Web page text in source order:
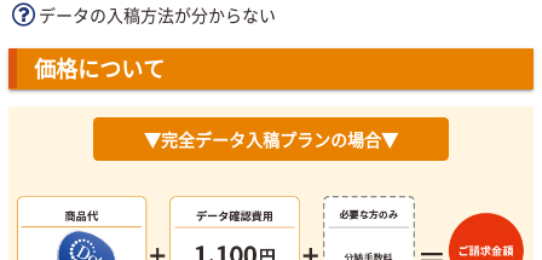
データの入稿方法が分からない
価格について
▼完全データ入稿プランの場合▼